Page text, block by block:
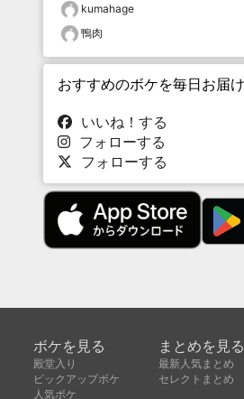
kumahage
鴨肉
おすすめのボケを毎日お届け
いいね！する
フォローする
フォローする
ボケを見る
殿堂入り
ピックアップボケ
人気ボケ
まとめを見る
最新人気まとめ
セレクトまとめ